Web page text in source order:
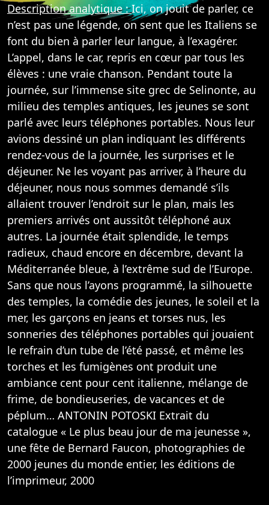
Description analytique :Ici, on jouit de parler, ce
n’est pas une légende, on sent que les Italiens se
font du bien à parler leur langue, à l’exagérer.
L’appel, dans le car, repris en cœur par tous les
élèves : une vraie chanson. Pendant toute la
journée, sur l’immense site grec de Selinonte, au
milieu des temples antiques, les jeunes se sont
parlé avec leurs téléphones portables. Nous leur
avions dessiné un plan indiquant les différents
rendez-vous de la journée, les surprises et le
déjeuner. Ne les voyant pas arriver, à l’heure du
déjeuner, nous nous sommes demandé s’ils
allaient trouver l’endroit sur le plan, mais les
premiers arrivés ont aussitôt téléphoné aux
autres. La journée était splendide, le temps
radieux, chaud encore en décembre, devant la
Méditerranée bleue, à l’extrême sud de l’Europe.
Sans que nous l’ayons programmé, la silhouette
des temples, la comédie des jeunes, le soleil et la
mer, les garçons en jeans et torses nus, les
sonneries des téléphones portables qui jouaient
le refrain d’un tube de l’été passé, et même les
torches et les fumigènes ont produit une
ambiance cent pour cent italienne, mélange de
frime, de bondieuseries, de vacances et de
péplum… ANTONIN POTOSKI Extrait du
catalogue « Le plus beau jour de ma jeunesse »,
une fête de Bernard Faucon, photographies de
2000 jeunes du monde entier, les éditions de
l’imprimeur, 2000